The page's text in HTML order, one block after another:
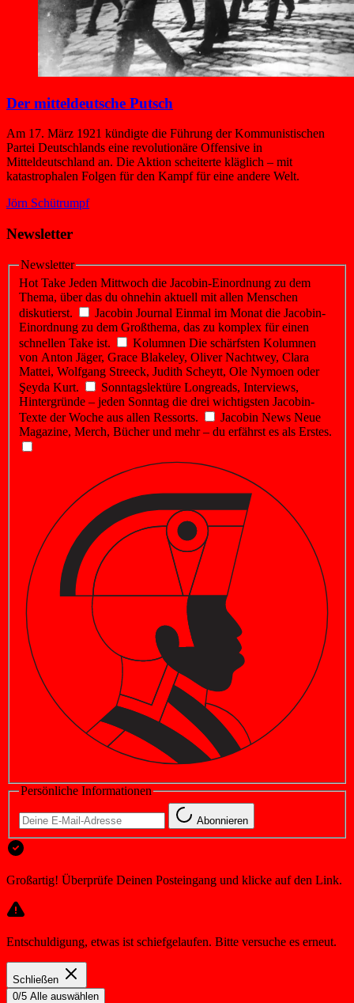
Der mitteldeutsche Putsch
Am 17. März 1921 kündigte die Führung der Kommunistischen
Partei Deutschlands eine revolutionäre Offensive in
Mitteldeutschland an. Die Aktion scheiterte kläglich – mit
katastrophalen Folgen für den Kampf für eine andere Welt.
Jörn Schütrumpf
Newsletter
Newsletter
Hot Take Jeden Mittwoch die Jacobin-Einordnung zu dem
Thema, über das du ohnehin aktuell mit allen Menschen
diskutierst.
Jacobin Journal Einmal im Monat die Jacobin-
Einordnung zu dem Großthema, das zu komplex für einen
schnellen Take ist.
Kolumnen Die schärfsten Kolumnen
von Anton Jäger, Grace Blakeley, Oliver Nachtwey, Clara
Mattei, Wolfgang Streeck, Judith Scheytt, Ole Nymoen oder
Şeyda Kurt.
Sonntagslektüre Longreads, Interviews,
Hintergründe – jeden Sonntag die drei wichtigsten Jacobin-
Texte der Woche aus allen Ressorts.
Jacobin News Neue
Magazine, Merch, Bücher und mehr – du erfährst es als Erstes.
Persönliche Informationen
Abonnieren
Großartig! Überprüfe Deinen Posteingang und klicke auf den Link.
Entschuldigung, etwas ist schiefgelaufen. Bitte versuche es erneut.
Schließen
0/5 Alle auswählen